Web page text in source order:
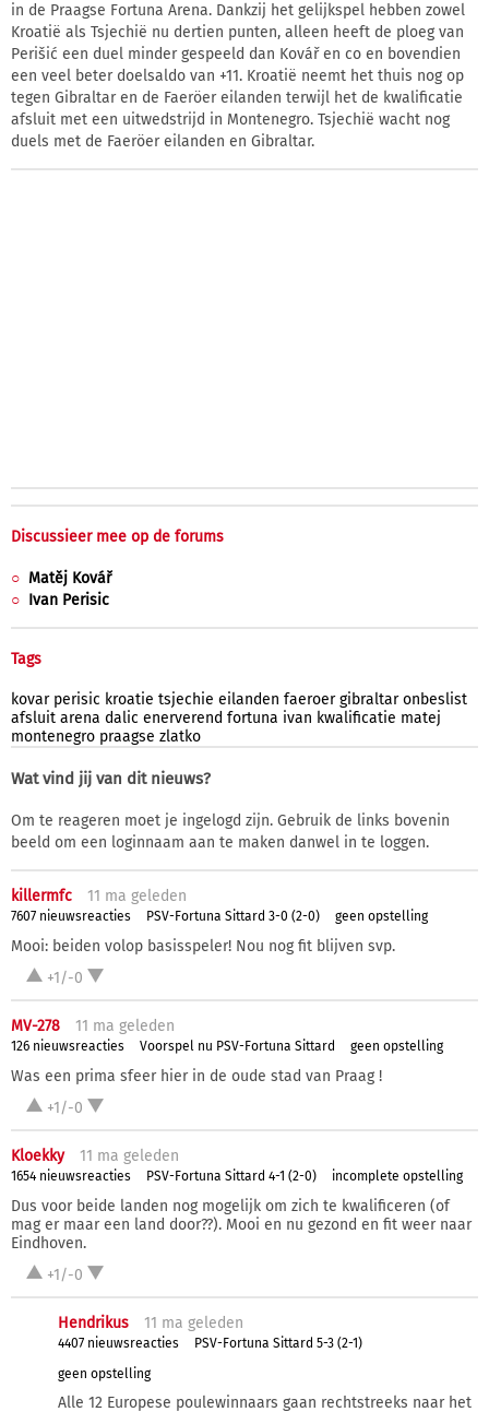
in de Praagse Fortuna Arena. Dankzij het gelijkspel hebben zowel
Kroatië als Tsjechië nu dertien punten, alleen heeft de ploeg van
Perišić een duel minder gespeeld dan Kovář en co en bovendien
een veel beter doelsaldo van +11. Kroatië neemt het thuis nog op
tegen Gibraltar en de Faeröer eilanden terwijl het de kwalificatie
afsluit met een uitwedstrijd in Montenegro. Tsjechië wacht nog
duels met de Faeröer eilanden en Gibraltar.
Discussieer mee op de forums
Matěj Kovář
Ivan Perisic
Tags
kovar perisic kroatie tsjechie eilanden faeroer gibraltar onbeslist
afsluit arena dalic enerverend fortuna ivan kwalificatie matej
montenegro praagse zlatko
Wat vind jij van dit nieuws?
Om te reageren moet je ingelogd zijn. Gebruik de links bovenin
beeld om een loginnaam aan te maken danwel in te loggen.
killermfc 11 ma geleden
7607 nieuwsreacties PSV-Fortuna Sittard 3-0 (2-0) geen opstelling
Mooi: beiden volop basisspeler! Nou nog fit blijven svp.
+1/-0
MV-278 11 ma geleden
126 nieuwsreacties Voorspel nu PSV-Fortuna Sittard geen opstelling
Was een prima sfeer hier in de oude stad van Praag !
+1/-0
Kloekky 11 ma geleden
1654 nieuwsreacties PSV-Fortuna Sittard 4-1 (2-0) incomplete opstelling
Dus voor beide landen nog mogelijk om zich te kwalificeren (of
mag er maar een land door??). Mooi en nu gezond en fit weer naar
Eindhoven.
+1/-0
Hendrikus 11 ma geleden
4407 nieuwsreacties
PSV-Fortuna Sittard 5-3 (2-1)
geen opstelling
Alle 12 Europese poulewinnaars gaan rechtstreeks naar het